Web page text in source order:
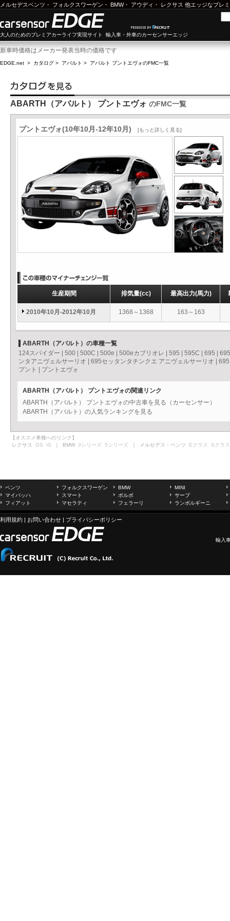
メルセデスベンツ ・ フォルクスワーゲン ・ BMW・ アウディ ・ レクサス 他エッジなプレ
大人のためのプレミアカーライフ実現サイト 輸入車・外車のカーセンサーエッジ
新車時価格はメーカー発表当時の価格です
EDGE.net > カタログ > アバルト > アバルト プントエヴォのFMC一覧
ABARTH（アバルト） プントエヴォ のFMC一覧
プントエヴォ(10年10月-12年10月) [もっと詳しく見る]
生産期間 排気量(cc) 最高出力(馬力)
2010年10月-2012年10月 1368～1368 163～163
ABARTH（アバルト）の車種一覧
124スパイダー
500 500C 500e 500eカブリオレ 595 595C 695
ンタアニヴェルサーリオ
695セッタンタチンクエ アニヴェルサーリオ
プント
プントエヴォ
ABARTH（アバルト） プントエヴォの関連リンク
ABARTH（アバルト） プントエヴォの中古車を見る（カーセンサー）
ABARTH（アバルト）の人気ランキングを見る
【オススメ車種へのリンク】
レクサス GS IS ｜ BMW 3シリーズ 5シリーズ ｜ メルセデス・ベンツ Eクラス Sクラス
ベンツ フォルクスワーゲン BMW
MINI
マイバッハ
スマート ボルボ
サーブ
フィアット
マセラティ フェラーリ ランボルギーニ
利用規約 | お問い合わせ | プライバシーポリシー
輸入